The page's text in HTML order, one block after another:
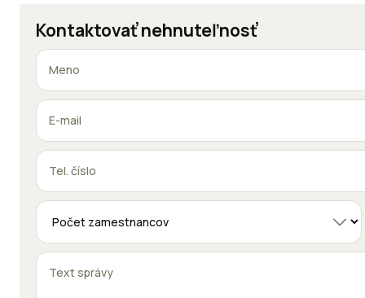
Kontaktovať nehnuteľnosť